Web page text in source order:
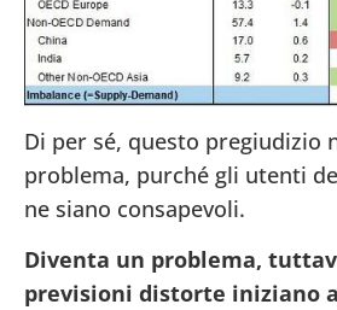
Di per sé, questo pregiudizio
problema, purché gli utenti
ne siano consapevoli.
Diventa un problema,
previsioni distorte iniziano